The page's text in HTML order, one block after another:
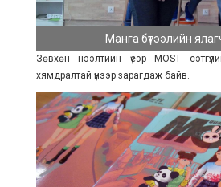
Манга бүтээлийн
Зөвхөн нээлтийн үеэр MOST
хямдралтай үнээр зарагдаж байв.